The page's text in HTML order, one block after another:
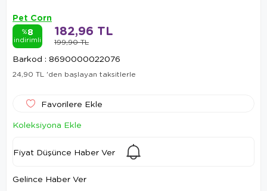
Pet Corn
%8
indirimli 199,90 TL
182,96 TL
Barkod : 8690000022076
24,90 TL 'den başlayan taksitlerle
Favorilere Ekle
Koleksiyona Ekle
Fiyat Düşünce Haber Ver
Gelince Haber Ver